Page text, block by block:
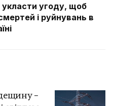
укласти угоду, щоб
і руйнувань в
–